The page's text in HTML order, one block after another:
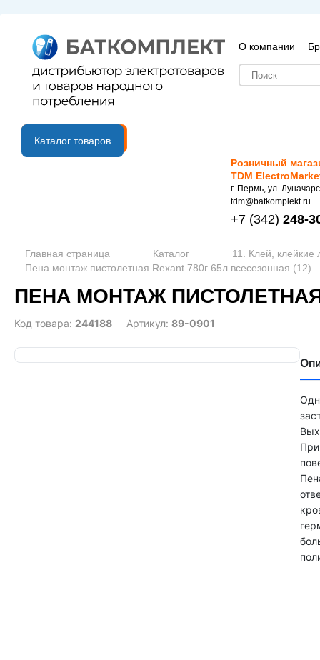
О компании
B2B портал
Каталог товаров
Розничный
TDM
г. Пермь, ул.
tdm@batkomplekt.ru
+7 (342) 248-
Главная страница Каталог
11. Клей, клейкие
Пена монтаж пистолетная Rexant 780г 65л всесезонная (12)
ПЕНА МОНТАЖ ПИСТОЛЕТНАЯ
Код товара: 244188 Артикул: 89-0901